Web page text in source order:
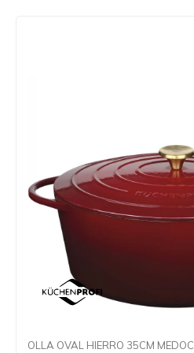
OLLA OVAL HIERRO 35CM MEDOC